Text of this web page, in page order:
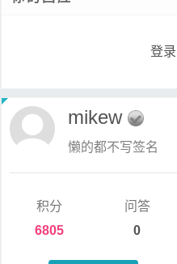
登录
mikew
懒的都不写签名
积分
6805
问答
0